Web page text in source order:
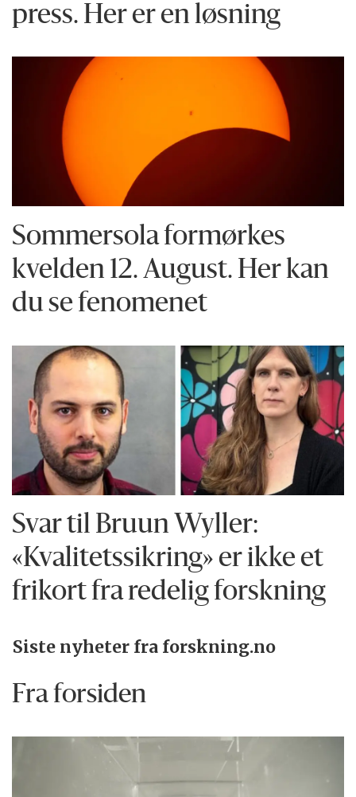
press. Her er en løsning
Sommersola formørkes
kvelden 12. August. Her kan
du se fenomenet
Svar til Bruun Wyller:
«Kvalitetssikring» er ikke et
frikort fra redelig forskning
Siste nyheter fra forskning.no
Fra forsiden